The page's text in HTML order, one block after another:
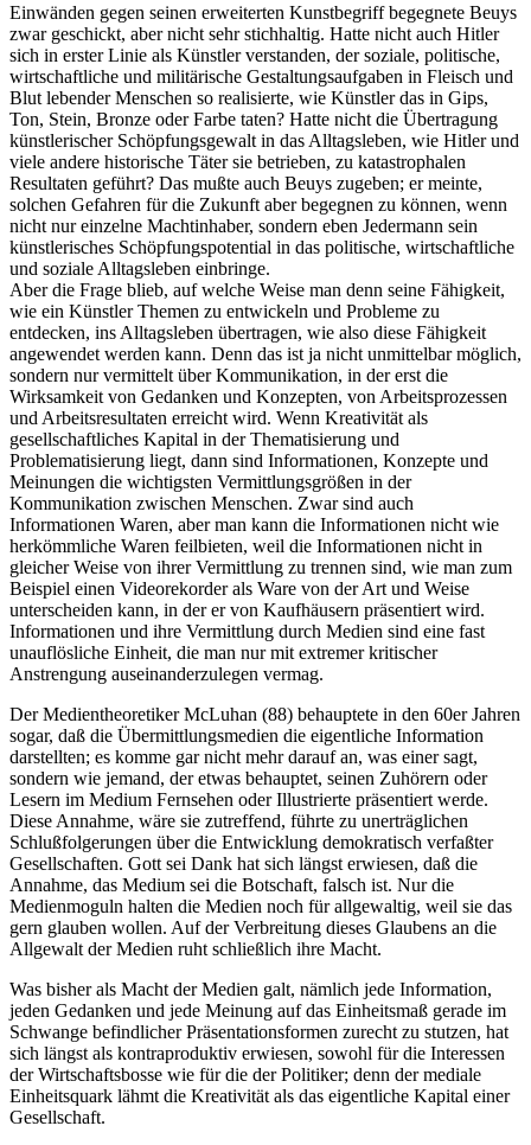
Einwänden gegen seinen erweiterten Kunstbegriff begegnete Beuys
zwar geschickt, aber nicht sehr stichhaltig. Hatte nicht auch Hitler
sich in erster Linie als Künstler verstanden, der soziale, politische,
wirtschaftliche und militärische Gestaltungsaufgaben in Fleisch und
Blut lebender Menschen so realisierte, wie Künstler das in Gips,
Ton, Stein, Bronze oder Farbe taten? Hatte nicht die Übertragung
künstlerischer Schöpfungsgewalt in das Alltagsleben, wie Hitler und
viele andere historische Täter sie betrieben, zu katastrophalen
Resultaten geführt? Das mußte auch Beuys zugeben; er meinte,
solchen Gefahren für die Zukunft aber begegnen zu können, wenn
nicht nur einzelne Machtinhaber, sondern eben Jedermann sein
künstlerisches Schöpfungspotential in das politische, wirtschaftliche
und soziale Alltagsleben einbringe.
Aber die Frage blieb, auf welche Weise man denn seine Fähigkeit,
wie ein Künstler Themen zu entwickeln und Probleme zu
entdecken, ins Alltagsleben übertragen, wie also diese Fähigkeit
angewendet werden kann. Denn das ist ja nicht unmittelbar möglich,
sondern nur vermittelt über Kommunikation, in der erst die
Wirksamkeit von Gedanken und Konzepten, von Arbeitsprozessen
und Arbeitsresultaten erreicht wird. Wenn Kreativität als
gesellschaftliches Kapital in der Thematisierung und
Problematisierung liegt, dann sind Informationen, Konzepte und
Meinungen die wichtigsten Vermittlungsgrößen in der
Kommunikation zwischen Menschen. Zwar sind auch
Informationen Waren, aber man kann die Informationen nicht wie
herkömmliche Waren feilbieten, weil die Informationen nicht in
gleicher Weise von ihrer Vermittlung zu trennen sind, wie man zum
Beispiel einen Videorekorder als Ware von der Art und Weise
unterscheiden kann, in der er von Kaufhäusern präsentiert wird.
Informationen und ihre Vermittlung durch Medien sind eine fast
unauflösliche Einheit, die man nur mit extremer kritischer
Anstrengung auseinanderzulegen vermag.
Der Medientheoretiker McLuhan (88) behauptete in den 60er Jahren
sogar, daß die Übermittlungsmedien die eigentliche Information
darstellten; es komme gar nicht mehr darauf an, was einer sagt,
sondern wie jemand, der etwas behauptet, seinen Zuhörern oder
Lesern im Medium Fernsehen oder Illustrierte präsentiert werde.
Diese Annahme, wäre sie zutreffend, führte zu unerträglichen
Schlußfolgerungen über die Entwicklung demokratisch verfaßter
Gesellschaften. Gott sei Dank hat sich längst erwiesen, daß die
Annahme, das Medium sei die Botschaft, falsch ist. Nur die
Medienmoguln halten die Medien noch für allgewaltig, weil sie das
gern glauben wollen. Auf der Verbreitung dieses Glaubens an die
Allgewalt der Medien ruht schließlich ihre Macht.
Was bisher als Macht der Medien galt, nämlich jede Information,
jeden Gedanken und jede Meinung auf das Einheitsmaß gerade im
Schwange befindlicher Präsentationsformen zurecht zu stutzen, hat
sich längst als kontraproduktiv erwiesen, sowohl für die Interessen
der Wirtschaftsbosse wie für die der Politiker; denn der mediale
Einheitsquark lähmt die Kreativität als das eigentliche Kapital einer
Gesellschaft.